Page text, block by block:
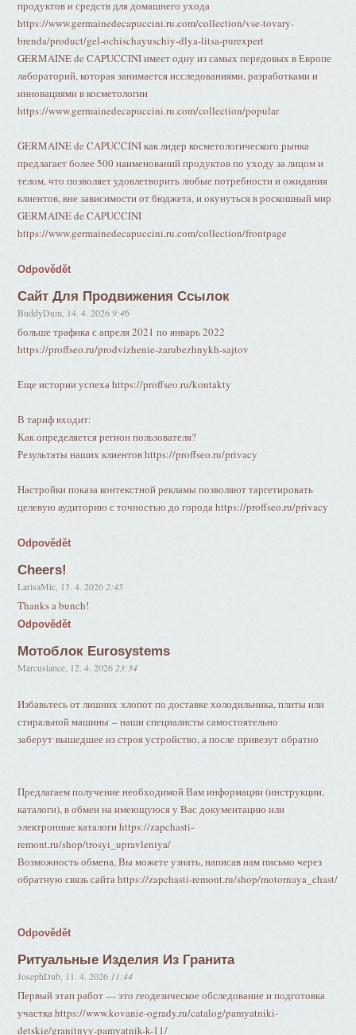
продуктов и средств для домашнего ухода
https://www.germainedecapuccini.ru.com/collection/vse-tovary-
brenda/product/gel-ochischayuschiy-dlya-litsa-purexpert
GERMAINE de CAPUCCINI имеет одну из самых передовых в Европе
лабораторий, которая занимается исследованиями, разработками и
инновациями в косметологии
https://www.germainedecapuccini.ru.com/collection/popular
GERMAINE de CAPUCCINI как лидер косметологического рынка
предлагает более 500 наименований продуктов по уходу за лицом и
телом, что позволяет удовлетворить любые потребности и ожидания
клиентов, вне зависимости от бюджета, и окунуться в роскошный мир
GERMAINE de CAPUCCINI
https://www.germainedecapuccini.ru.com/collection/frontpage
Odpovědět
Сайт Для Продвижения Ссылок
BuddyDum 14. 4. 2026 9:46
больше трафика с апреля 2021 по январь 2022
https://proffseo.ru/prodvizhenie-zarubezhnykh-sajtov
Еще истории успеха https://proffseo.ru/kontakty
В тариф входит:
Как определяется регион пользователя?
Результаты наших клиентов https://proffseo.ru/privacy
Настройки показа контекстной рекламы позволяют таргетировать
целевую аудиторию с точностью до города https://proffseo.ru/privacy
Odpovědět
Cheers!
LarisaMic 13. 4. 2026 2:45
Thanks a bunch!
Odpovědět
Мотоблок Eurosystems
Marcuslance 12. 4. 2026 23:34
Избавьтесь от лишних хлопот по доставке холодильника, плиты или
стиральной машины – наши специалисты самостоятельно
заберут вышедшее из строя устройство, а после привезут обратно
Предлагаем получение необходимой Вам информации (инструкции,
каталоги), в обмен на имеющуюся у Вас документацию или
электронные каталоги https://zapchasti-
remont.ru/shop/trosyi_upravleniya/
Возможность обмена, Вы можете узнать, написав нам письмо через
обратную связь сайта https://zapchasti-remont.ru/shop/motornaya_chast/
Odpovědět
Ритуальные Изделия Из Гранита
JosephDub 11. 4. 2026 11:44
Первый этап работ — это геодезическое обследование и подготовка
участка https://www.kovanie-ogrady.ru/catalog/pamyatniki-
detskie/granitnyy-pamyatnik-k-11/